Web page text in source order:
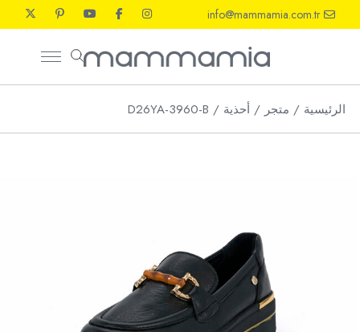
the
info@mammamia.com.tr
الرئيسية متجر أحذية D26YA-3960-B